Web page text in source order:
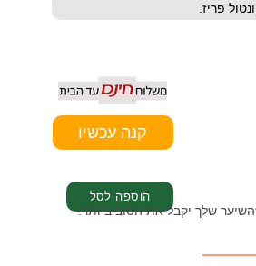
פריז.
שלך יקבל את הטוב ביותר.